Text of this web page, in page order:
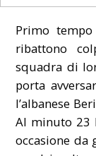
Primo
ribattono
squadra di
porta
l’albanese
Al minuto 23
occasione da